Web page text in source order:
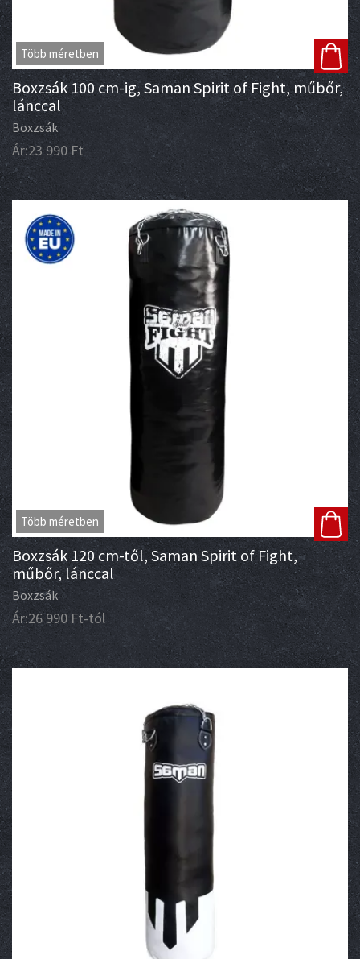
Több méretben
Boxzsák 100 cm-ig, Saman Spirit of Fight, műbőr,
lánccal
Boxzsák
Ár:23 990 Ft
Több méretben
Boxzsák 120 cm-től, Saman Spirit of Fight,
műbőr, lánccal
Boxzsák
Ár:26 990 Ft-tól